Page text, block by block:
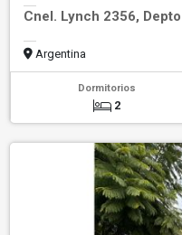
Cnel. Lynch 2356,
Argentina
Dormitorios
2